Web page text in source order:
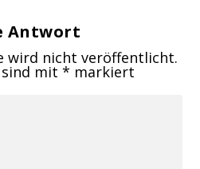
Antwort
wird nicht veröffentlicht.
sind mit* markiert